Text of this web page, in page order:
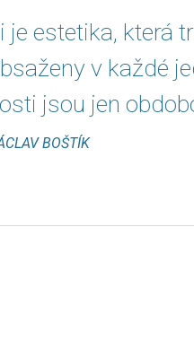
je estetika,
v každé
jsou jen
BOŠTÍK